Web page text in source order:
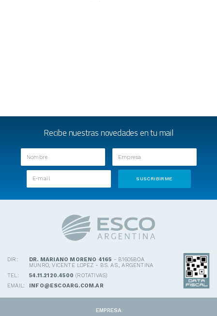
Recibe nuestras novedades en tu mail
DIR: DR. MARIANO MORENO 4165 - B1605BOA
MUNRO, VICENTE LOPEZ - BS. AS., ARGENTINA
TEL:
54.11.2120.4500 (ROTATIVAS)
EMAIL:
INFO@ESCOARG.COM.AR
EMPRESA